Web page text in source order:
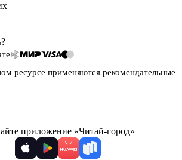
ресурсе применяются рекомендательные
приложение «Читай-город»